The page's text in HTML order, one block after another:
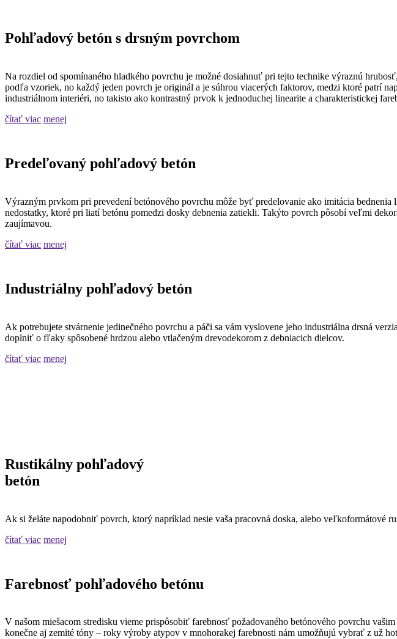
Pohľadový betón s drsným povrchom
Na rozdiel od spomínaného hladkého povrchu je možné dosiahnuť pri tejto technike výraznú
podľa vzoriek, no každý jeden povrch je originál a je súhrou viacerých faktorov, medzi ktoré patrí
industriálnom interiéri, no takisto ako kontrastný prvok k jednoduchej linearite a charakteristickej
čítať viac menej
Predeľovaný pohľadový betón
Výrazným prvkom pri prevedení betónového povrchu môže byť predelovanie ako imitácia
nedostatky, ktoré pri liatí betónu pomedzi dosky debnenia zatiekli. Takýto povrch pôsobí veľmi
zaujímavou.
čítať viac menej
Industriálny pohľadový betón
Ak potrebujete stvárnenie jedinečného povrchu a páči sa vám vyslovene jeho industriálna drsná
doplniť o fľaky spôsobené hrdzou alebo vtlačeným drevodekorom z debniacich dielcov.
čítať viac menej
Rustikálny pohľadový
betón
Ak si želáte napodobniť povrch, ktorý napríklad nesie vaša pracovná doska, alebo veľkoformátové
čítať viac menej
Farebnosť pohľadového betónu
V našom miešacom stredisku vieme prispôsobiť farebnosť požadovaného betónového povrchu
konečne aj zemité tóny – roky výroby atypov v mnohorakej farebnosti nám umožňujú vybrať z už